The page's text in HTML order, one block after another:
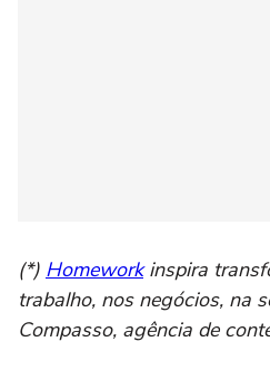
(*) Homeworkinspira
trabalho, nos negócios, na
Compasso, agência de